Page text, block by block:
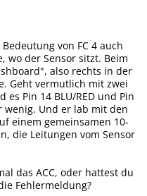
von FC 4 auch
wo der Sensor sitzt. Beim
also rechts in der
Geht vermutlich mit zwei
es Pin 14 BLU/RED und Pin
wenig. Und er lab mit den
einem gemeinsamen 10-
die Leitungen vom Sensor
das ACC, oder hattest du
Fehlermeldung?